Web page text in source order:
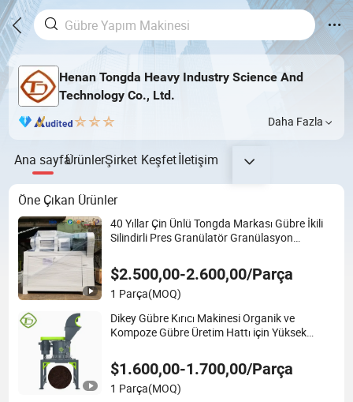
Henan Tongda Heavy Industry Science And
Technology Co., Ltd.
Daha Fazla
Ana sayfaÜrünlerŞirket Keşfetİletişim
Öne Çıkan Ürünler
40 Yıllar Çin Ünlü Tongda Markası Gübre İkili
Silindirli Pres Granülatör Granülasyon
$2.500,00-2.600,00/Parça
1 Parça(MOQ)
Dikey Gübre Kırıcı Makinesi Organik ve
Kompoze Gübre Üretim Hattı için Yüksek
$1.600,00-1.700,00/Parça
1 Parça(MOQ)